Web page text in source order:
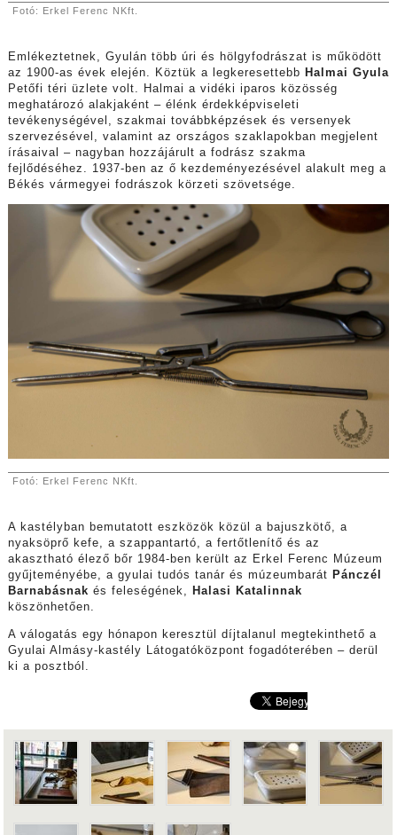
Fotó: Erkel Ferenc NKft.
Emlékeztetnek, Gyulán több úri és hölgyfodrászat is működött
az 1900-as évek elején. Köztük a legkeresettebb Halmai Gyula
Petőfi téri üzlete volt. Halmai a vidéki iparos közösség
meghatározó alakjaként – élénk érdekképviseleti
tevékenységével, szakmai továbbképzések és versenyek
szervezésével, valamint az országos szaklapokban megjelent
írásaival – nagyban hozzájárult a fodrász szakma
fejlődéséhez. 1937-ben az ő kezdeményezésével alakult meg a
Békés vármegyei fodrászok körzeti szövetsége.
Fotó: Erkel Ferenc NKft.
A kastélyban bemutatott eszközök közül a bajuszkötő, a
nyaksöprő kefe, a szappantartó, a fertőtlenítő és az
akasztható élező bőr 1984-ben került az Erkel Ferenc Múzeum
gyűjteményébe, a gyulai tudós tanár és múzeumbarát Pánczél
Barnabásnak és feleségének,
Halasi Katalinnak
köszönhetően.
A válogatás egy hónapon keresztül díjtalanul megtekinthető a
Gyulai Almásy-kastély Látogatóközpont fogadóterében – derül
ki a posztból.